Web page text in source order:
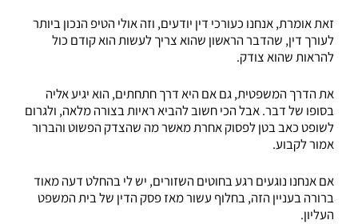
זאת אומרת, אנחנו כעורכי דין יודעים, וזה אולי הטיפ הנכון ביותר
לעורך דין, שהדבר הראשון שהוא צריך לעשות הוא קודם כול
להראות שהוא צודק.
את הדרך המשפטית, גם אם היא דרך חתחתים, הוא יגיע אליה
בסופו של דבר. אבל הכי חשוב להביא ראיות בצורה מלאה, ולגרום
לשופט כאב בטן לפסוק אחרת מאשר מה שהצדק הפשוט והברור
אמור לקבוע.
אם אנחנו נוגעים רגע בחוטים השזורים, יש לי בהחלט דעה מאוד
ברורה בעניין הזה, בחלוף עשור מאז פסק הדין של בית המשפט
העליון.